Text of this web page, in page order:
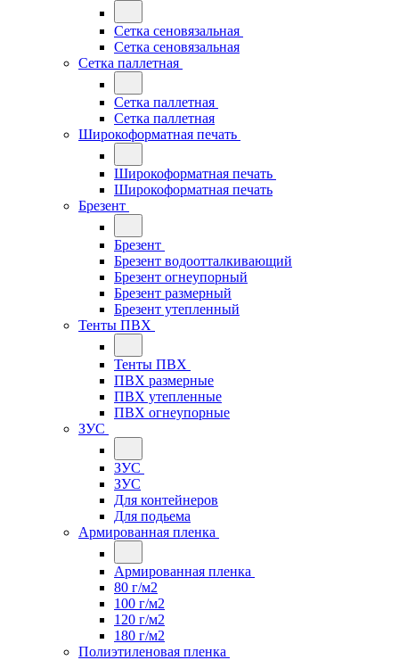
Сетка сеновязальная
Сетка сеновязальная
Сетка паллетная
Сетка паллетная
Сетка паллетная
Широкоформатная печать
Широкоформатная печать
Широкоформатная печать
Брезент
Брезент
Брезент водоотталкивающий
Брезент огнеупорный
Брезент размерный
Брезент утепленный
Тенты ПВХ
Тенты ПВХ
ПВХ размерные
ПВХ утепленные
ПВХ огнеупорные
ЗУС
ЗУС
ЗУС
Для контейнеров
Для подьема
Армированная пленка
Армированная пленка
80 г/м2
100 г/м2
120 г/м2
180 г/м2
Полиэтиленовая пленка